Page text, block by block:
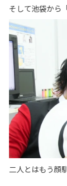
そして池袋から
二人とはもう顔